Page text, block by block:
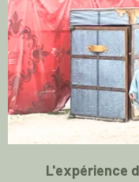
L'expérience